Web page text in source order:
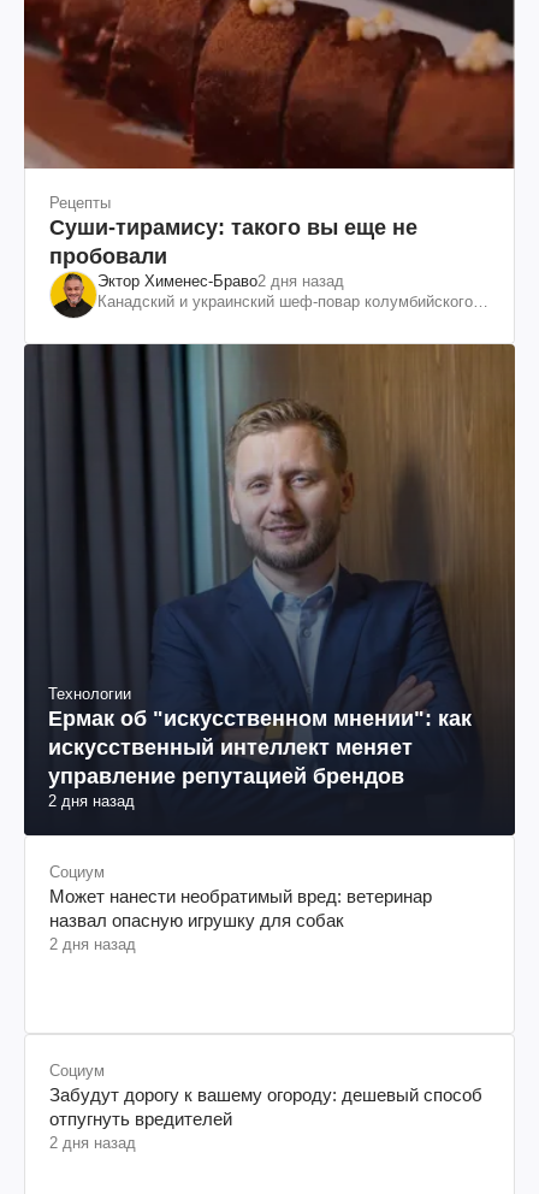
Рецепты
Суши-тирамису: такого вы еще не
пробовали
Эктор Хименес-Браво2 дня назад
Канадский и украинский шеф-повар колумбийского
Технологии
Ермак об "искусственном мнении": как
искусственный интеллект меняет
управление репутацией брендов
2 дня назад
Социум
Может нанести необратимый вред: ветеринар
назвал опасную игрушку для собак
2 дня назад
Социум
Забудут дорогу к вашему огороду: дешевый способ
отпугнуть вредителей
2 дня назад